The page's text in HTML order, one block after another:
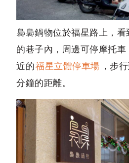
裊裊鍋物位於福星路上，
的巷子內，周邊可停摩托
近的福星立體停車場 ，步
分鐘的距離。